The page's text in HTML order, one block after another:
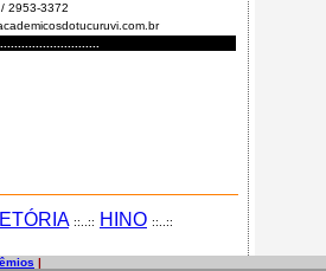
2953-3372
::..:: HINO ::..::
|